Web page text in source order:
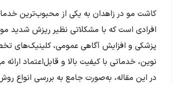
کاشت مو در زاهدان به یکی از محبوب‌ترین
افرادی است که با مشکلاتی نظیر ریزش شدید
پزشکی و افزایش آگاهی عمومی، کلینیک‌های
نوین، خدماتی با کیفیت بالا و قابل‌اعتماد ارائه
در این مقاله، به‌صورت جامع به بررسی انواع